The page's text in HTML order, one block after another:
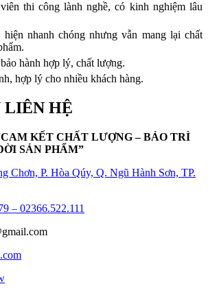
thi công lành nghề, có kinh nghiệm lâu
nhanh chóng nhưng vẫn mang lại chất
hành hợp lý, chất lượng.
hợp lý cho nhiều khách hàng.
LIÊN HỆ
KẾT CHẤT LƯỢNG – BẢO TRÌ
SẢN PHẨM”
Chơn, P. Hòa Qúy, Q. Ngũ Hành Sơn, TP.
– 02366.522.111